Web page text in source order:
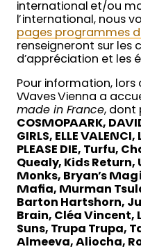
international et/ou
l’international, nous
pages programmes
renseigneront sur les
d’appréciation et les
Pour information, lors
Waves Vienna a
made in France, dont
COSMOPAARK,
GIRLS, ELLE
PLEASE DIE, Turfu,
Quealy, Kids Return,
Monks, Bryan’s
Mafia, Murman
Barton Hartshorn,
Brain, Cléa Vincent,
Suns, Trupa Trupa,
Almeeva, Aliocha,